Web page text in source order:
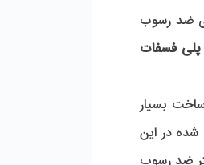
شرکت معتبر فیلبرتو عرضه کننده انواع فیلترهای ضد رسوب مرغوب و لوازم وابسته در بازار است. فیلترهای ضد رسوب این کمپانی از کیفیت ساخت بسیار